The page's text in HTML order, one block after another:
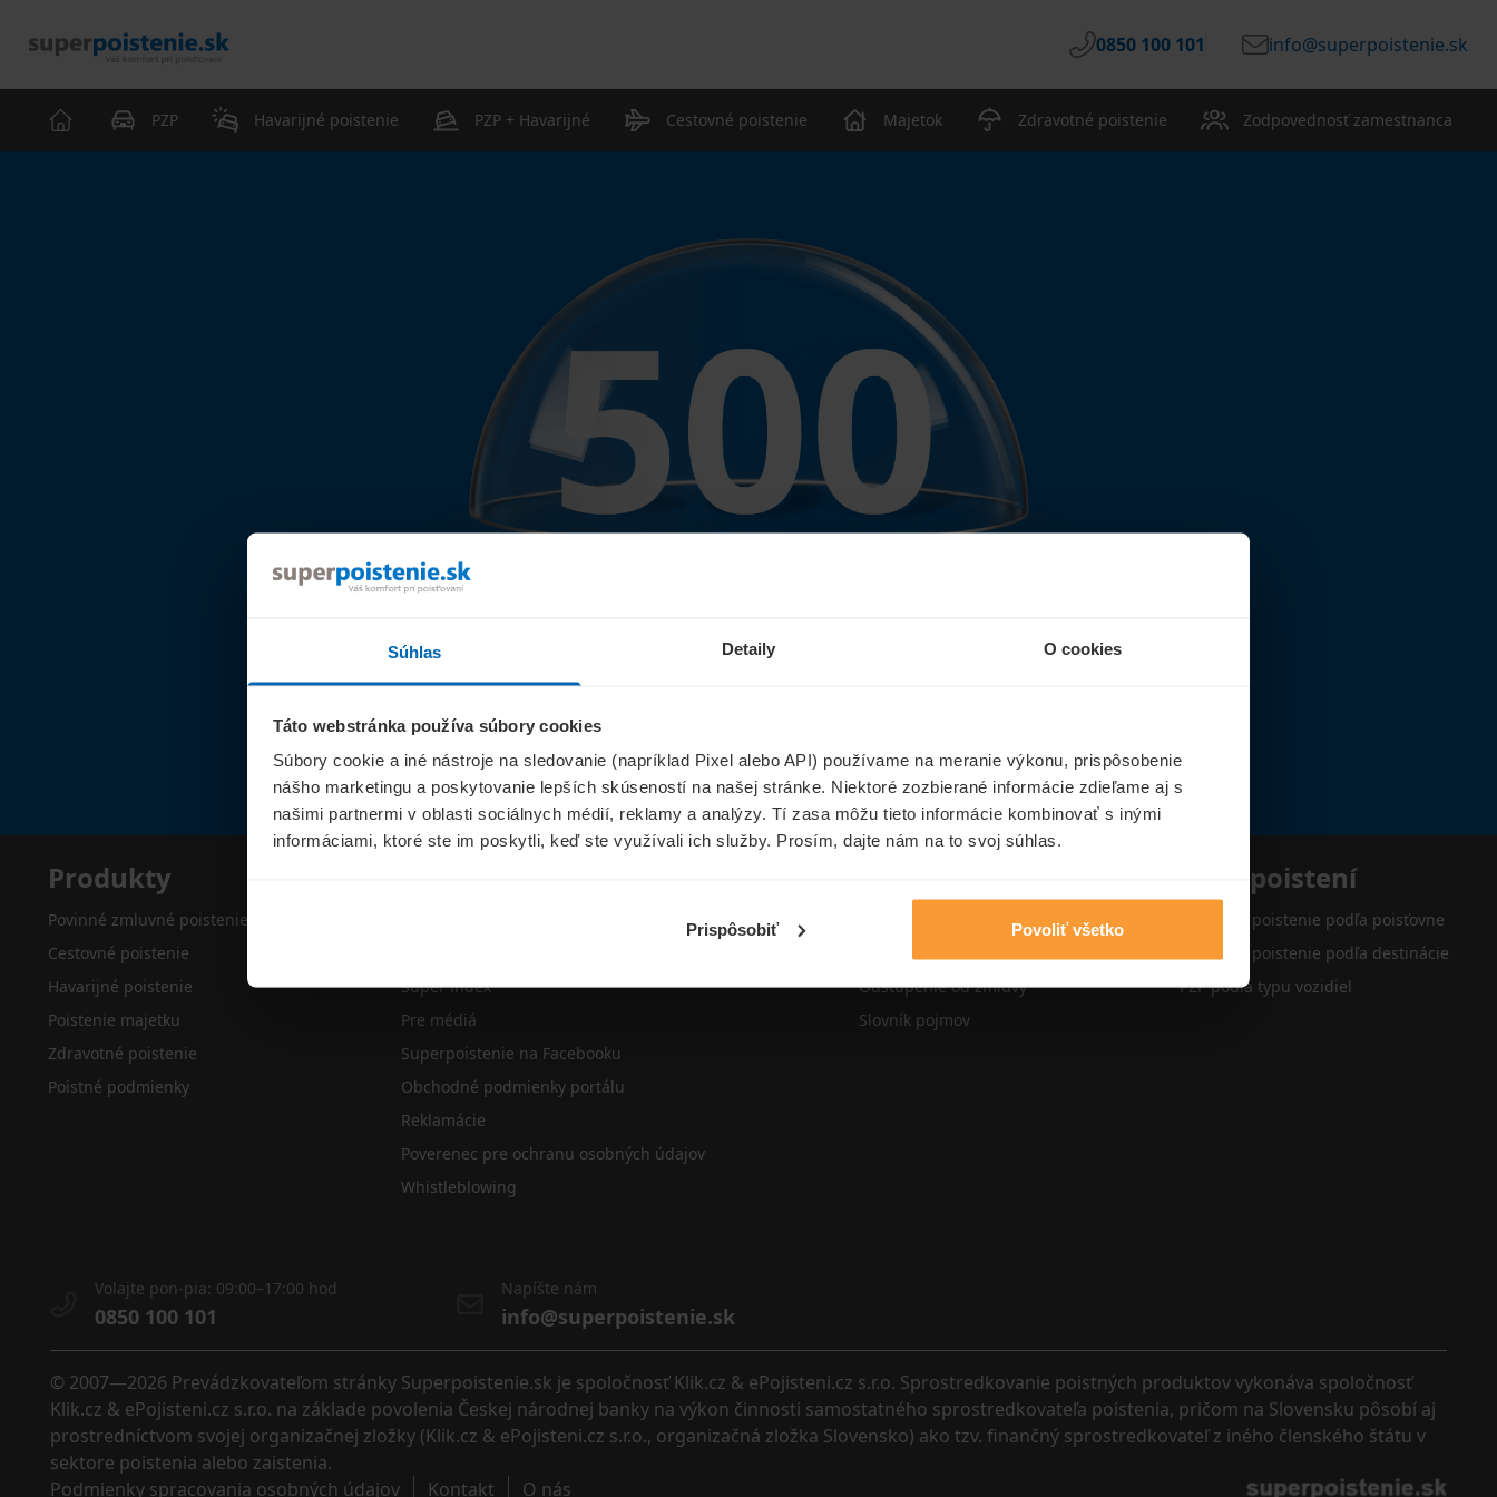
Súhlas Detaily O cookies
Táto webstránka používa súbory cookies
Súbory cookie a iné nástroje na sledovanie (napríklad Pixel alebo API) používame na meranie výkonu, prispôsobenie
nášho marketingu a poskytovanie lepších skúseností na našej stránke. Niektoré zozbierané informácie zdieľame aj s
našimi partnermi v oblasti sociálnych médií, reklamy a analýzy. Tí zasa môžu tieto informácie kombinovať s inými
informáciami, ktoré ste im poskytli, keď ste využívali ich služby. Prosím, dajte nám na to svoj súhlas.
Prispôsobiť Povoliť všetko
0850 100 101 info@superpoistenie.sk
PZP Havarijné poistenie PZP + Havarijné Cestovné poistenie Majetok Zdravotné poistenie Zodpovednosť zamestnanca
Niečo sa pokazilo...
Produkty
Povinné zmluvné poistenie
Cestovné poistenie
Havarijné poistenie
Poistenie majetku
Zdravotné poistenie
Poistné podmienky
Super index
Pre médiá
Superpoistenie na Facebooku
Obchodné podmienky portálu
Reklamácie
Poverenec pre ochranu osobných údajov
Whistleblowing
Poisťovne
Odstúpenie od zmluvy
Slovník pojmov
Typy poistení
Cestovné poistenie podľa poisťovne
Cestovné poistenie podľa destinácie
PZP podľa typu vozidiel
Volajte pon-pia: 09:00–17:00 hod
0850 100 101
Napíšte nám
info@superpoistenie.sk
© 2007—2026 Prevádzkovateľom stránky Superpoistenie.sk je spoločnosť Klik.cz & ePojisteni.cz s.r.o. Sprostredkovanie poistných produktov vykonáva spoločnosť
Klik.cz & ePojisteni.cz s.r.o. na základe povolenia Českej národnej banky na výkon činnosti samostatného sprostredkovateľa poistenia, pričom na Slovensku pôsobí aj
prostredníctvom svojej organizačnej zložky (Klik.cz & ePojisteni.cz s.r.o., organizačná zložka Slovensko) ako tzv. finančný sprostredkovateľ z iného členského štátu v
sektore poistenia alebo zaistenia.
Podmienky spracovania osobných údajov
Kontakt O nás